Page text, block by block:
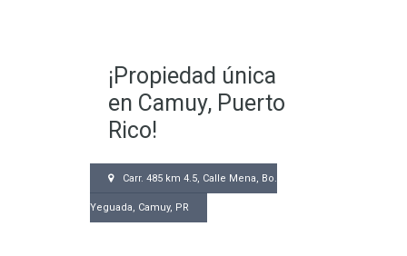
¡Propiedad única
en Camuy, Puerto
Rico!
Carr. 485 km 4.5, Calle Mena, Bo.
Yeguada, Camuy, PR